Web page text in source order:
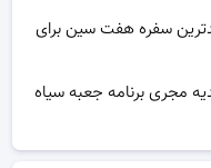
سفره هفت سین برای
مجری برنامه جعبه سیاه